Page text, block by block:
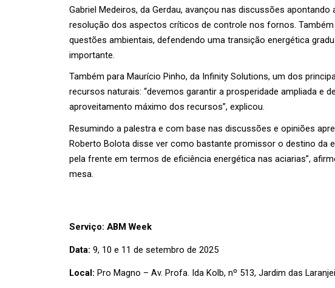
Gabriel Medeiros, da Gerdau, avançou nas discussões
resolução dos aspectos críticos de controle nos fornos.
questões ambientais, defendendo uma transição energética
importante.
Também para Maurício Pinho, da Infinity Solutions, um dos
recursos naturais: “devemos garantir a prosperidade ampliada e
aproveitamento máximo dos recursos”, explicou.
Resumindo a palestra e com base nas discussões e opiniões
Roberto Bolota disse ver como bastante promissor o destino da
pela frente em termos de eficiência energética nas aciarias”,
mesa.
Serviço: ABM Week
Data: 9, 10 e 11 de setembro de 2025
Local: Pro Magno – Av. Profa. Ida Kolb, nº 513, Jardim das